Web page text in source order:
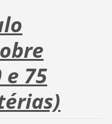
e 75